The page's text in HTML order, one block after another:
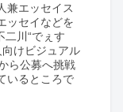
兼エッセイス
ッセイなどを
二川“でぇす
けビジュアル
ら公募へ挑戦
いるところで